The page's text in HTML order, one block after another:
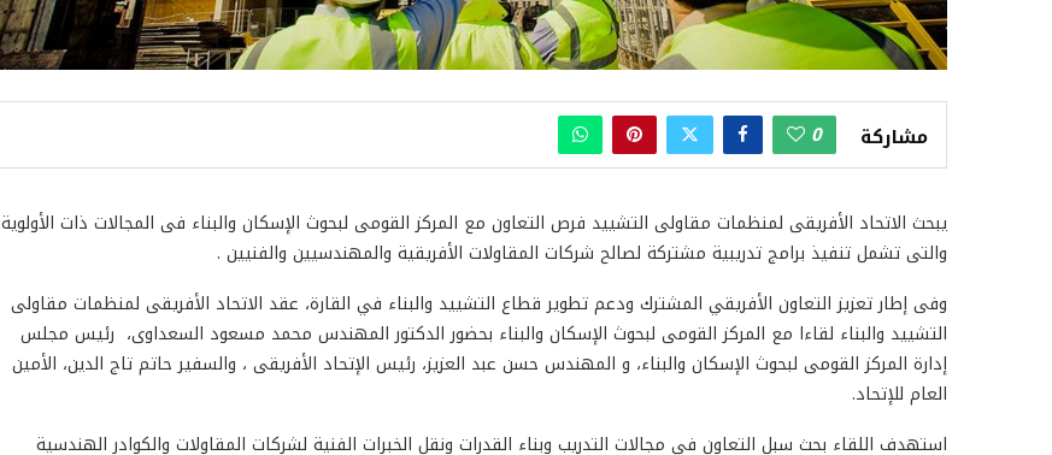
مشاركة 0
يبحث الاتحاد الأفريقى لمنظمات مقاولى التشييد فرص التعاون مع المركز القومى لبحوث الإسكان والبناء فى المجالات ذات الأولوية
والتى تشمل تنفيذ برامج تدريبية مشتركة لصالح شركات المقاولات الأفريقية والمهندسيين والفنيين .
وفى إطار تعزيز التعاون الأفريقي المشترك ودعم تطوير قطاع التشييد والبناء في القارة، عقد الاتحاد الأفريقى لمنظمات مقاولى
التشييد والبناء لقاءا مع المركز القومى لبحوث الإسكان والبناء بحضور الدكتور المهندس محمد مسعود السعداوى، رئيس مجلس
إدارة المركز القومى لبحوث الإسكان والبناء، و المهندس حسن عبد العزيز، رئيس الإتحاد الأفريقى ، والسفير حاتم تاج الدين، الأمين
العام للإتحاد.
استهدف اللقاء بحث سبل التعاون في مجالات التدريب وبناء القدرات ونقل الخبرات الفنية لشركات المقاولات والكوادر الهندسية